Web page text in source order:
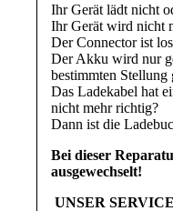
Ihr Gerät lädt nicht
Ihr Gerät wird nicht
Der Connector ist
Der Akku wird nur
bestimmten Stellung
Das Ladekabel hat
nicht mehr richtig?
Dann ist die
Bei dieser
ausgewechselt!
UNSER SERVICE